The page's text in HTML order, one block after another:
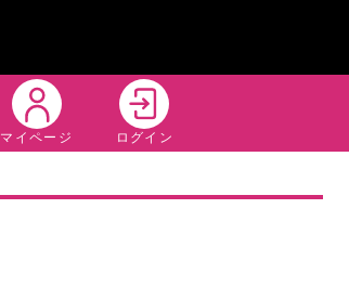
マイページ ログイン